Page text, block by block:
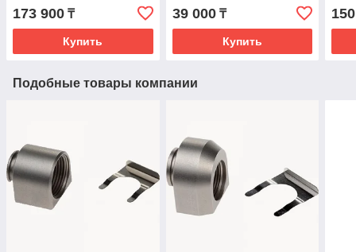
173 900 ₸
Купить
39 000₸
Купить
Подобные товары компании